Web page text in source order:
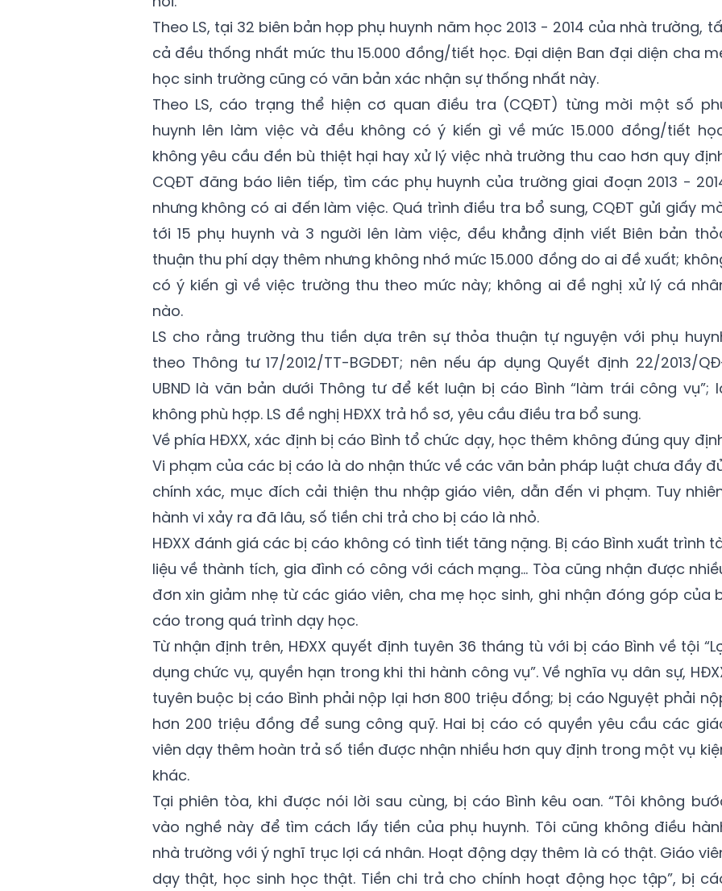
Theo LS, tại 32 biên bản họp phụ huynh năm học 2013 - 2014 của nhà trường,
cả đều thống nhất mức thu 15.000 đồng/tiết học. Đại diện Ban đại diện cha
học sinh trường cũng có văn bản xác nhận sự thống nhất này.
Theo LS, cáo trạng thể hiện cơ quan điều tra (CQĐT) từng mời một số
huynh lên làm việc và đều không có ý kiến gì về mức 15.000 đồng/tiết
không yêu cầu đền bù thiệt hại hay xử lý việc nhà trường thu cao hơn quy
CQĐT đăng báo liên tiếp, tìm các phụ huynh của trường giai đoạn 2013 -
nhưng không có ai đến làm việc. Quá trình điều tra bổ sung, CQĐT gửi giấy
tới 15 phụ huynh và 3 người lên làm việc, đều khẳng định viết Biên bản
thuận thu phí dạy thêm nhưng không nhớ mức 15.000 đồng do ai đề xuất;
có ý kiến gì về việc trường thu theo mức này; không ai đề nghị xử lý cá
nào.
LS cho rằng trường thu tiền dựa trên sự thỏa thuận tự nguyện với phụ
theo Thông tư 17/2012/TT-BGDĐT; nên nếu áp dụng Quyết định 22/2013/
UBND là văn bản dưới Thông tư để kết luận bị cáo Bình “làm trái công vụ”;
không phù hợp. LS đề nghị HĐXX trả hồ sơ, yêu cầu điều tra bổ sung.
Về phía HĐXX, xác định bị cáo Bình tổ chức dạy, học thêm không đúng quy
Vi phạm của các bị cáo là do nhận thức về các văn bản pháp luật chưa đầy
chính xác, mục đích cải thiện thu nhập giáo viên, dẫn đến vi phạm. Tuy
hành vi xảy ra đã lâu, số tiền chi trả cho bị cáo là nhỏ.
HĐXX đánh giá các bị cáo không có tình tiết tăng nặng. Bị cáo Bình xuất trình
liệu về thành tích, gia đình có công với cách mạng... Tòa cũng nhận được
đơn xin giảm nhẹ từ các giáo viên, cha mẹ học sinh, ghi nhận đóng góp của
cáo trong quá trình dạy học.
Từ nhận định trên, HĐXX quyết định tuyên 36 tháng tù với bị cáo Bình về tội
dụng chức vụ, quyền hạn trong khi thi hành công vụ”. Về nghĩa vụ dân sự,
tuyên buộc bị cáo Bình phải nộp lại hơn 800 triệu đồng; bị cáo Nguyệt phải
hơn 200 triệu đồng để sung công quỹ. Hai bị cáo có quyền yêu cầu các
viên dạy thêm hoàn trả số tiền được nhận nhiều hơn quy định trong một vụ
khác.
Tại phiên tòa, khi được nói lời sau cùng, bị cáo Bình kêu oan. “Tôi không
vào nghề này để tìm cách lấy tiền của phụ huynh. Tôi cũng không điều
nhà trường với ý nghĩ trục lợi cá nhân. Hoạt động dạy thêm là có thật. Giáo
dạy thật, học sinh học thật. Tiền chi trả cho chính hoạt động học tập”, bị